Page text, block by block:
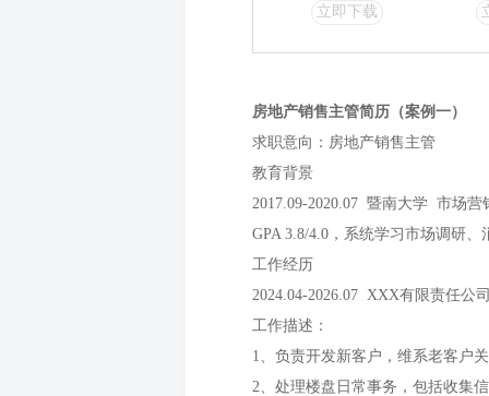
立即下载
房地产销售主管简历（案例一）
求职意向：房地产销售主管
教育背景
2017.09-2020.07 暨南大学 市场
GPA 3.8/4.0，系统学习市场调研
工作经历
2024.04-2026.07 XXX有限责任公
工作描述：
1、负责开发新客户，维系老客户
2、处理楼盘日常事务，包括收集